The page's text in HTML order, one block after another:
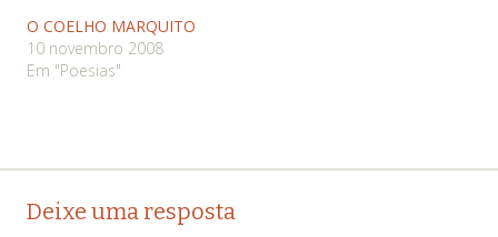
O COELHO MARQUITO
10 novembro 2008
Em "Poesias"
Navegação
Deixe uma resposta